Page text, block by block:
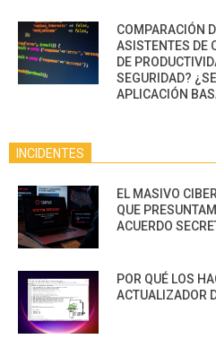
COMPARACIÓN
ASISTENTES DE
DE
SEGURIDAD?
APLICACIÓN
INCIDENTES
EL MASIVO
QUE
ACUERDO
POR QUÉ LOS
ACTUALIZADOR